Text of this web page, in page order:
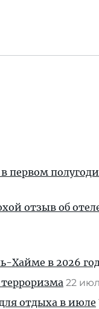
первом
отзыв об
Хайме в 2026
22
отдыха в июле